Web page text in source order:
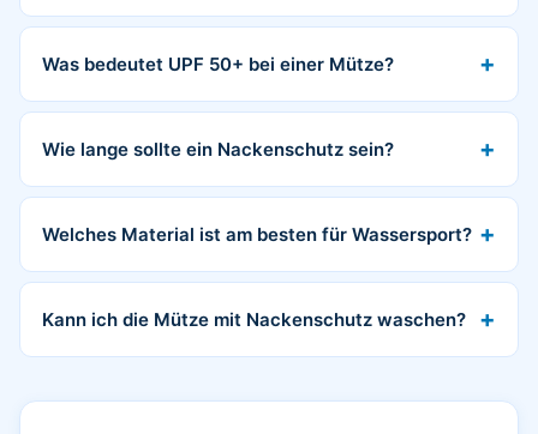
Was bedeutet UPF 50+ bei einer Mütze?
Wie lange sollte ein Nackenschutz sein?
Welches Material ist am besten für Wassersport?
Kann ich die Mütze mit Nackenschutz waschen?